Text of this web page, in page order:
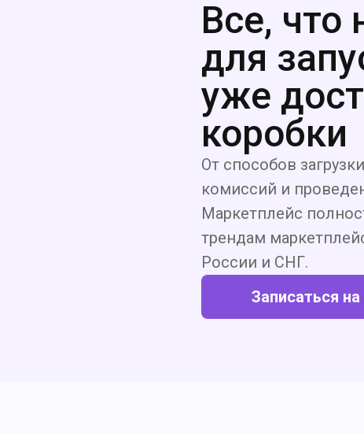
Все, что
для
уже
коробки
От способов
комиссий и
Маркетплейс
трендам
России и СНГ.
Записаться